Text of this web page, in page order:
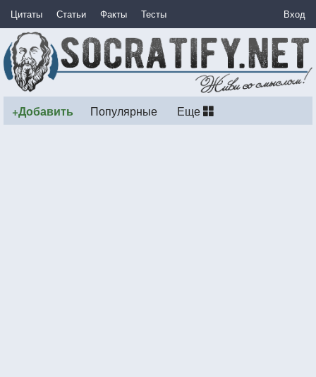
Цитаты Статьи Факты Тесты Вход
+Добавить Популярные Еще